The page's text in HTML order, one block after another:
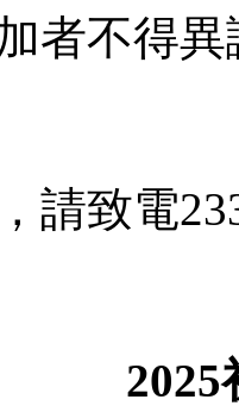
者不得異
請致電
2025